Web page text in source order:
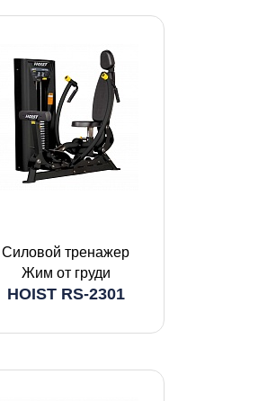
Силовой тренажер
Жим от груди
HOIST RS-2301